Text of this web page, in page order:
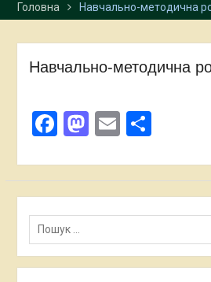
Головна Навчально-методична
Навчально-методична
Facebook
Mastodon
Email
Пошук: